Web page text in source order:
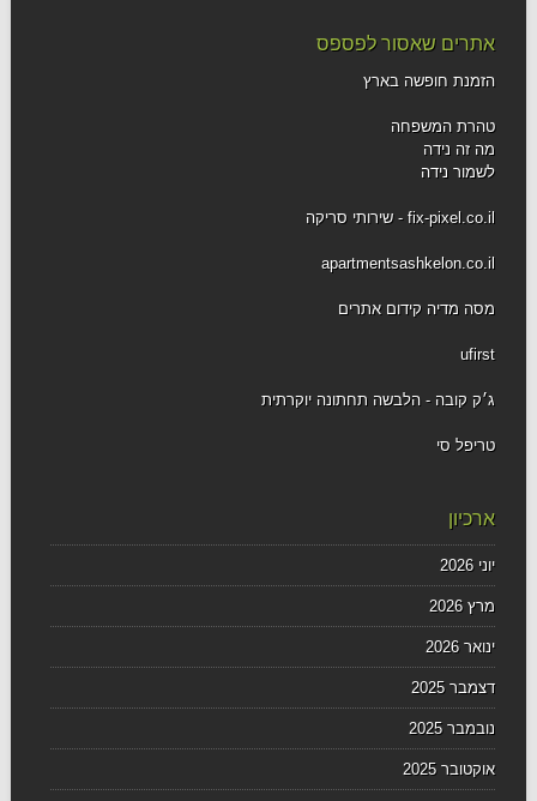
אתרים שאסור לפספס
הזמנת חופשה בארץ
טהרת המשפחה
מה זה נידה
לשמור נידה
fix-pixel.co.il - שירותי סריקה
apartmentsashkelon.co.il
מסה מדיה קידום אתרים
ufirst
ג׳ק קובה - הלבשה תחתונה יוקרתית
טריפל סי
ארכיון
יוני 2026
מרץ 2026
ינואר 2026
דצמבר 2025
נובמבר 2025
אוקטובר 2025